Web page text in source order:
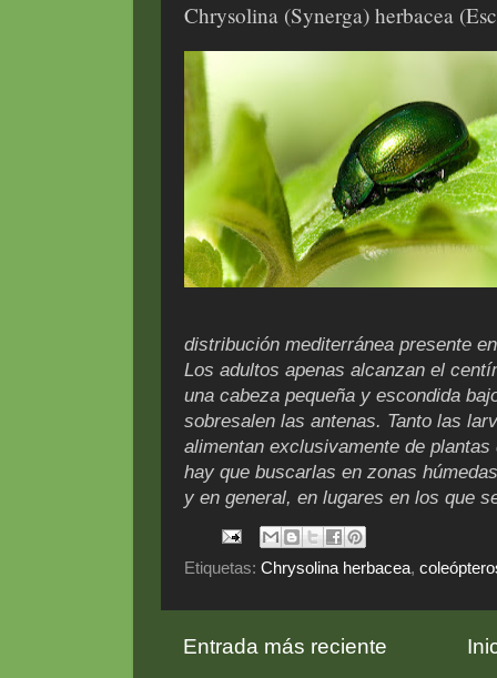
Chrysolina (Synerga) herbacea
distribución mediterránea presente
Los adultos apenas alcanzan el
una cabeza pequeña y escondida
sobresalen las antenas. Tanto las
alimentan exclusivamente de
hay que buscarlas en zonas
y en general, en lugares en los que
Etiquetas: Chrysolina herbacea,
Entrada más reciente